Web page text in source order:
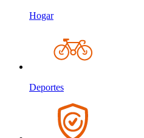
Hogar
Deportes